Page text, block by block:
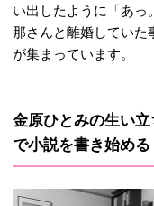
い出したように「あっ
那さんと離婚していた
が集まっています。
金原ひとみの生い
で小説を書き始める